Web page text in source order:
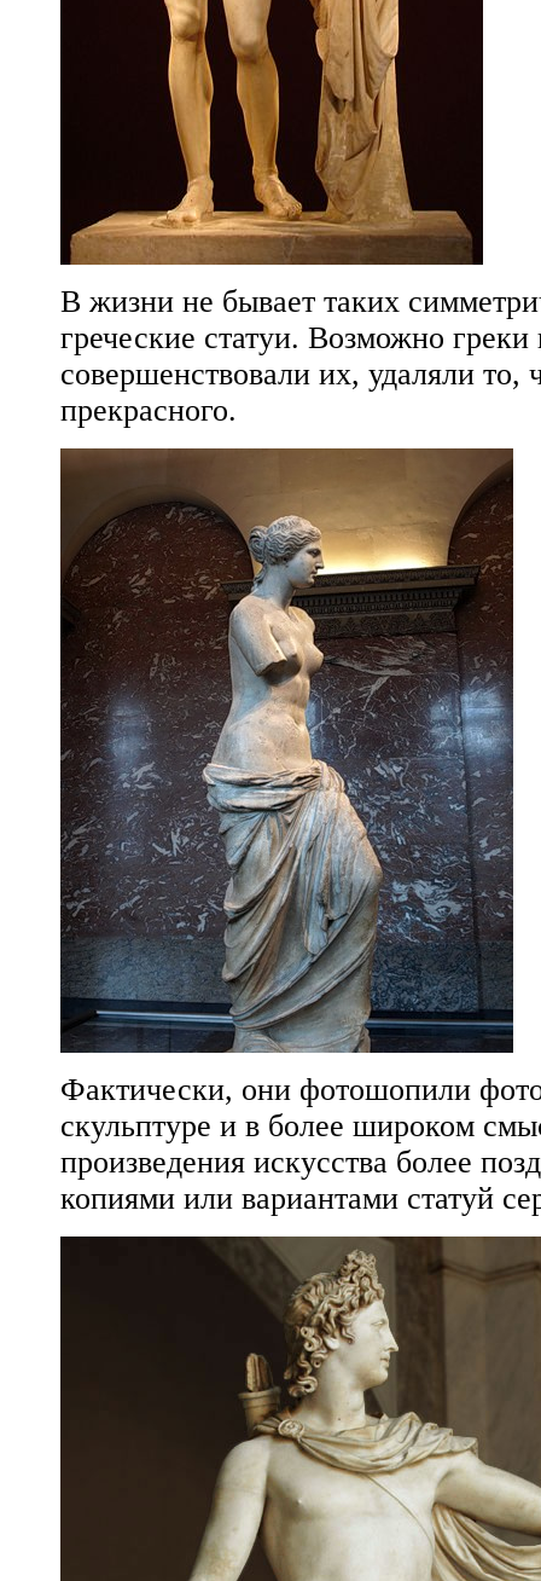
В жизни не бывает таких
греческие статуи. Возможно
совершенствовали их, удаляли то,
прекрасного.
Фактически, они фотошопили
скульптуре и в более широком
произведения искусства более
копиями или вариантами статуй